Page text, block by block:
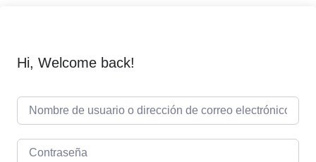
Hi, Welcome back!